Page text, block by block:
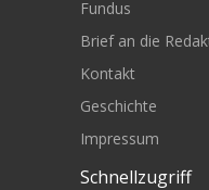
Fundus
Brief an die
Kontakt
Geschichte
Impressum
Schnellzugriff